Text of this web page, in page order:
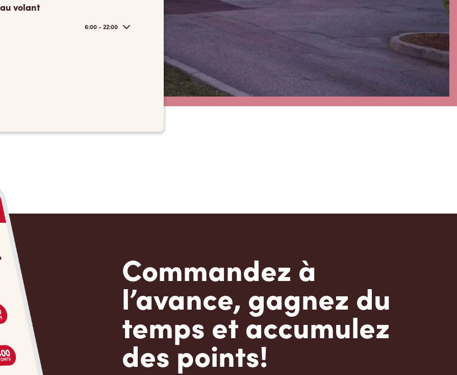
volant
6:00 - 22:00
Commandez à
l’avance, gagnez du
temps et accumulez
des points!